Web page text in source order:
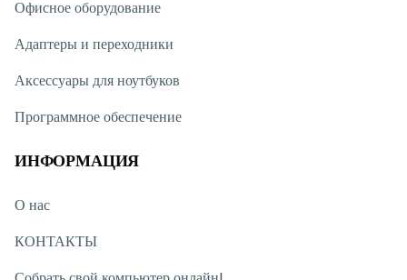
Офисное оборудование
Адаптеры и переходники
Аксессуары для ноутбуков
Программное обеспечение
ИНФОРМАЦИЯ
О нас
КОНТАКТЫ